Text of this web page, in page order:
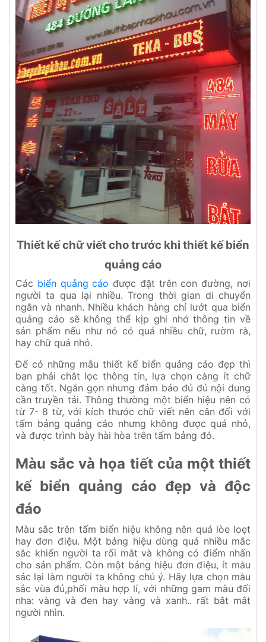
Thiết kế chữ viết cho trước khi thiết kế biển
quảng cáo
Các biển quảng cáo được đặt trên con đường, nơi
người ta qua lại nhiều. Trong thời gian di chuyển
ngắn và nhanh. Nhiều khách hàng chỉ lướt qua biển
quảng cáo sẽ không thể kịp ghi nhớ thông tin về
sản phẩm nếu như nó có quá nhiều chữ, rườm rà,
hay chữ quá nhỏ.
Để có những mẫu thiết kế biển quảng cáo đẹp thì
bạn phải chắt lọc thông tin, lựa chọn càng ít chữ
càng tốt. Ngắn gọn nhưng đảm bảo đủ đủ nội dung
cần truyền tải. Thông thường một biển hiệu nên có
từ 7- 8 từ, với kích thước chữ viết nên cân đối với
tấm bảng quảng cáo nhưng không được quá nhỏ,
và được trình bày hài hòa trên tấm bảng đó.
Màu sắc và họa tiết của một thiết
kế biển quảng cáo đẹp và độc
đáo
Màu sắc trên tấm biển hiệu không nên quá lòe loẹt
hay đơn điệu. Một bảng hiệu dùng quá nhiều mắc
sắc khiến người ta rối mắt và không có điểm nhấn
cho sản phẩm. Còn một bảng hiệu đơn điệu, ít màu
sác lại làm người ta không chú ý. Hãy lựa chọn màu
sắc vùa đủ,phối màu hợp lí, với những gam màu đối
nha: vàng và đen hay vàng và xanh.. rất bắt mắt
người nhìn.